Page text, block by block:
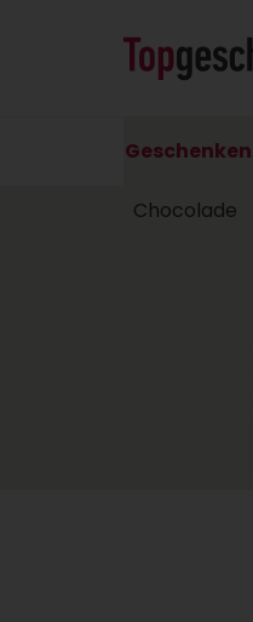
Geschenken
Chocolade